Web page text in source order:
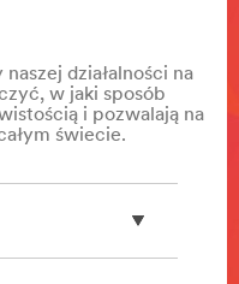
działalności na
w jaki sposób
i pozwalają na
świecie.